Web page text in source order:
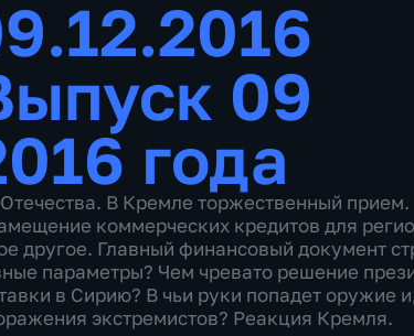
09
года
В Кремле торжественный прием.
коммерческих кредитов для
другое. Главный финансовый документ
параметры? Чем чревато решение
в Сирию? В чьи руки попадет оружие
экстремистов? Реакция Кремля.